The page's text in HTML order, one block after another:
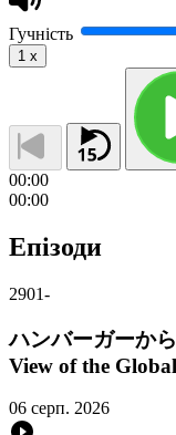
Гучність
1 x
00:00
00:00
Епізоди
2901-
ハンバーガーか
View of the
06 серп. 2026